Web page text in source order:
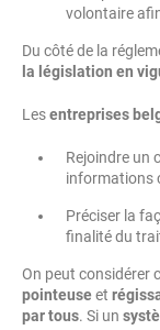
volontaire
Du côté de la
la législation en
Lesentreprises
Rejoindre un
informations
Préciser la
finalité du
On peut considérer
pointeuseet
par tous. Si un